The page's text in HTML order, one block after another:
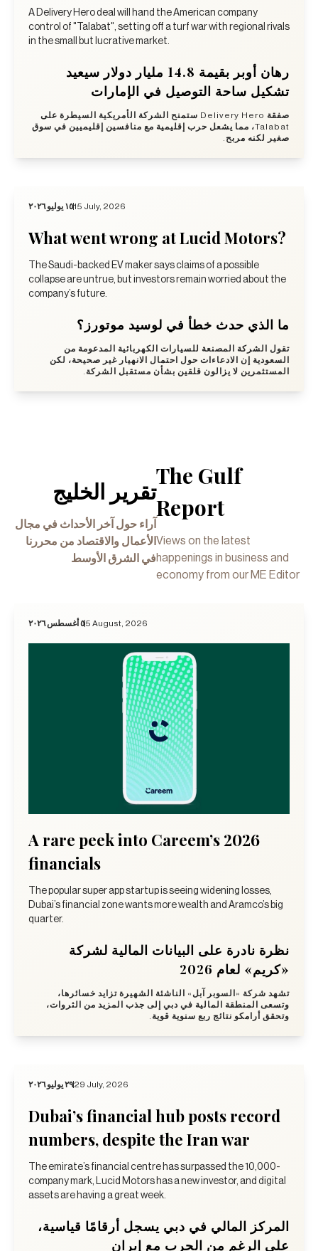
A Delivery Hero deal will hand the American company
control of "Talabat", setting off a turf war with regional rivals
in the small but lucrative market.
رهان أوبر بقيمة 14.8 مليار دولار سيعيد
تشكيل ساحة التوصيل في الإمارات
صفقة Delivery Hero ستمنح الشركة الأمريكية السيطرة على
Talabat، مما يشعل حرب إقليمية مع منافسين إقليميين في سوق
صغير لكنه مربح.
١٥ يوليو ٢٠٢٦15 July, 2026
What went wrong at Lucid Motors?
The Saudi-backed EV maker says claims of a possible
collapse are untrue, but investors remain worried about the
company’s future.
ما الذي حدث خطأ في لوسيد موتورز؟
تقول الشركة المصنعة للسيارات الكهربائية المدعومة من
السعودية إن الادعاءات حول احتمال الانهيار غير صحيحة، لكن
المستثمرين لا يزالون قلقين بشأن مستقبل الشركة.
تقرير الخليج
آراء حول آخر الأحداث في مجال
الأعمال والاقتصاد من محررنا
في الشرق الأوسط
The Gulf
Report
Views on the latest
happenings in business and
economy from our ME Editor
٥ أغسطس ٢٠٢٦5 August, 2026
A rare peek into Careem’s 2026
financials
The popular super app startup is seeing widening losses,
Dubai’s financial zone wants more wealth and Aramco’s big
quarter.
نظرة نادرة على البيانات المالية لشركة
«كريم» لعام 2026
تشهد شركة «السوبر آبل» الناشئة الشهيرة تزايد خسائرها،
وتسعى المنطقة المالية في دبي إلى جذب المزيد من الثروات،
وتحقق أرامكو نتائج ربع سنوية قوية.
٢٩ يوليو ٢٠٢٦29 July, 2026
Dubai’s financial hub posts record
numbers, despite the Iran war
The emirate’s financial centre has surpassed the 10,000-
company mark, Lucid Motors has a new investor, and digital
assets are having a great week.
المركز المالي في دبي يسجل أرقامًا قياسية،
على الرغم من الحرب مع إيران